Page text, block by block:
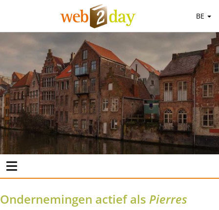
BE
Ondernemingen actief als Pierres